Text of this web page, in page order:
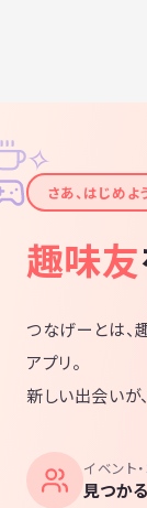
✦
✧
さあ、はじめよ
趣味友
つなげーとは、
アプリ。
新しい出会いが
イベント
見つか